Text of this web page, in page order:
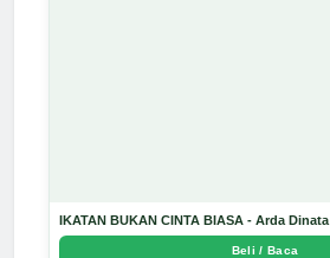
IKATAN BUKAN CINTA BIASA - Arda Dinata
Beli / Baca